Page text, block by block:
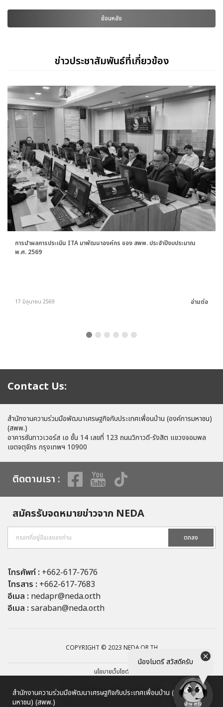
น้องไมตรี สวัสดีครับ
ย้อนหลัง
ข่าวประชาสัมพันธ์ที่เกี่ยวข้อง
การนำผลการประเมิน ITA มาพัฒนาองค์กร ของ สพพ. ประจำปีงบประมาณ
พ.ศ. 2569
17 มิถุนายน 2569 อ่านต่อ
Contact Us:
สำนักงานความร่วมมือพัฒนาเศรษฐกิจกับประเทศเพื่อนบ้าน (องค์การมหาชน)
(สพพ.)
อาคารซันทาวเวอร์ส เอ ชั้น 14 เลขที่ 123 ถนนวิภาวดี-รังสิต แขวงจอมพล
เขตจตุจักร กรุงเทพฯ 10900
ติดตามเรา :
สมัครรับจดหมายข่าวจาก NEDA
ตกลง
โทรศัพท์ : +662-617-7676
โทรสาร : +662-617-7683
อีเมล : nedapr@neda.or.th
อีเมล : saraban@neda.or.th
COPYRIGHT © 2023 NEDA.OR.TH
นโยบายเว็บไซต์
นโยบายการรักษาความมั่นคงปลอดภัยเว็บไซต์
สำนักงานความร่วมมือพัฒนาเศรษฐกิจกับประเทศเพื่อนบ้าน (องค์การ
มหาชน) (สพพ.)